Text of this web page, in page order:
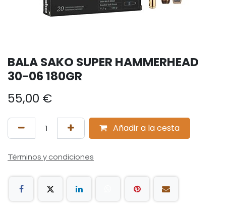
BALA SAKO SUPER HAMMERHEAD
30-06 180GR
55,00 €
Añadir a la cesta
Términos y condiciones